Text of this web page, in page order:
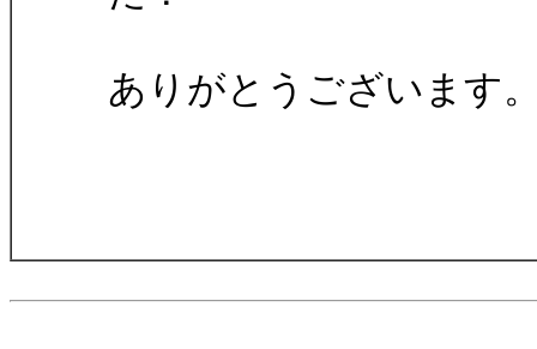
ありがとうございます